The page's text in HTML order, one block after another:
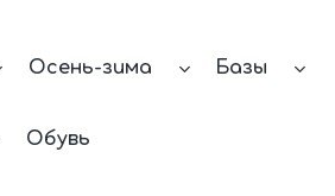
Осень-зима Базы
Обувь